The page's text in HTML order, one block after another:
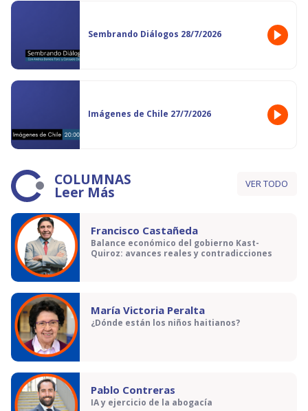
Sembrando Diálogos 28/7/2026
Imágenes de Chile 27/7/2026
COLUMNAS
Leer Más VER TODO
Francisco Castañeda
Balance económico del gobierno Kast-
Quiroz: avances reales y contradicciones
María Victoria Peralta
¿Dónde están los niños haitianos?
Pablo Contreras
IA y ejercicio de la abogacía